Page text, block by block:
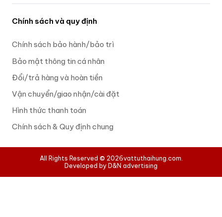
Chính sách và quy định
Chính sách bảo hành/bảo trì
Bảo mật thông tin cá nhân
Đổi/trả hàng và hoàn tiền
Vận chuyển/giao nhận/cài đặt
Hình thức thanh toán
Chính sách & Quy định chung
All Rights Reserved © 2026vattuthaihung.com.
Developed by D&N advertising